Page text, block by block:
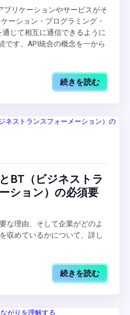
プリケーションやサービスがそ
ーション・プログラミング・
じて相互に通信できるように
です。API統合の概念を一から
続きを読む
BT（ビジネストラ
ション）の必須要
な理由、そして企業がどのよ
収めているかについて、詳し
続きを読む